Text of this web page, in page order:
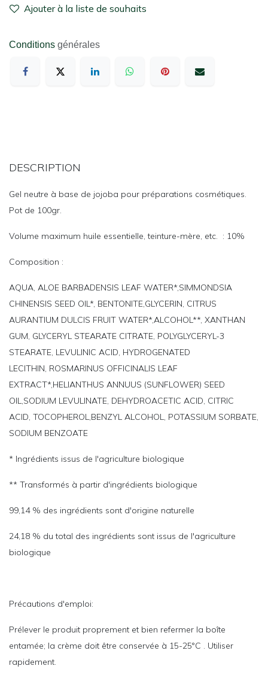
Ajouter à la liste de souhaits
Conditions générales
DESCRIPTION
Gel neutre à base de jojoba pour préparations cosmétiques.
Pot de 100gr.
Volume maximum huile essentielle, teinture-mère, etc. : 10%
Composition :
AQUA, ALOE BARBADENSIS LEAF WATER*,SIMMONDSIA
CHINENSIS SEED OIL*, BENTONITE,GLYCERIN, CITRUS
AURANTIUM DULCIS FRUIT WATER*,ALCOHOL**, XANTHAN
GUM, GLYCERYL STEARATE CITRATE, POLYGLYCERYL-3
STEARATE, LEVULINIC ACID, HYDROGENATED
LECITHIN, ROSMARINUS OFFICINALIS LEAF
EXTRACT*,HELIANTHUS ANNUUS (SUNFLOWER) SEED
OIL,SODIUM LEVULINATE, DEHYDROACETIC ACID, CITRIC
ACID, TOCOPHEROL,BENZYL ALCOHOL, POTASSIUM SORBATE,
SODIUM BENZOATE
* Ingrédients issus de l'agriculture biologique
** Transformés à partir d'ingrédients biologique
99,14 % des ingrédients sont d'origine naturelle
24,18 % du total des ingrédients sont issus de l'agriculture
biologique
Précautions d'emploi:
Prélever le produit proprement et bien refermer la boîte
entamée; la crème doit être conservée à 15-25°C . Utiliser
rapidement.